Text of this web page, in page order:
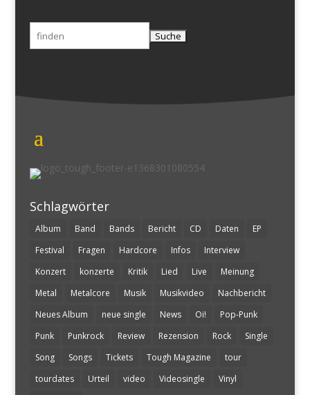
Suchen
nach:
Schlagwörter
Album Band Bands Bericht CD Daten
EP
Festival
Fragen Hardcore Infos
Interview
Konzert
konzerte Kritik Lied Live
Meinung
Metal
Metalcore Musik Musikvideo
Nachbericht
Neues Album
neue single News Oi!
Pop-Punk
Punk
Punkrock Review Rezension Rock
Single
Song
Songs Tickets Tough Magazine
tour
tourdates
Urteil video Videosingle
Vinyl